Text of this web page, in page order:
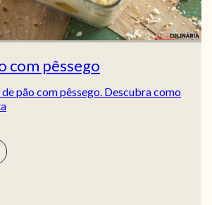
com pêssego
pão com pêssego. Descubra como